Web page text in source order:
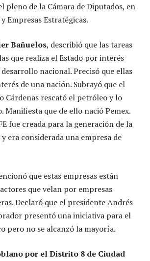
pleno de la Cámara de Diputados, en
Empresas Estratégicas.
Bañuelos, describió que las tareas
que realiza el Estado por interés
nacional. Precisó que ellas
de una nación. Subrayó que el
Cárdenas rescató el petróleo y lo
Manifiesta que de ello nació Pemex.
fue creada para la generación de la
era considerada una empresa de
que estas empresas están
que velan por empresas
Declaró que el presidente Andrés
presentó una iniciativa para el
pero no se alcanzó la mayoría.
por el Distrito 8 de Ciudad